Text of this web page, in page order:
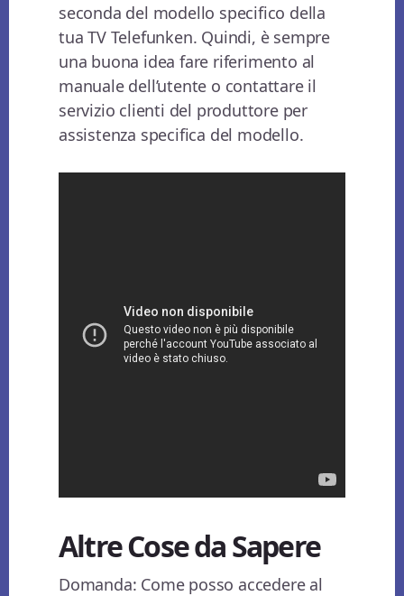
seconda del modello specifico della
tua TV Telefunken. Quindi, è sempre
una buona idea fare riferimento al
manuale dell’utente o contattare il
servizio clienti del produttore per
assistenza specifica del modello.
Altre Cose da Sapere
Domanda: Come posso accedere al